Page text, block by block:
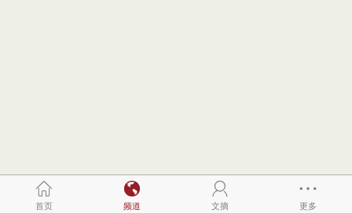
首页 频道 文摘 更多